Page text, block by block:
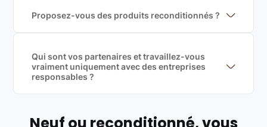
garantir le meilleur prix de rachat. De plus, nous
sommes rémunéré à la commission sur la valeur de
Proposez-vous des produits reconditionnés ?
produits officiels de grandes marques et du
reconditionné de haute qualité
Qui sont vos partenaires et travaillez-vous
vraiment uniquement avec des entreprises
responsables ?